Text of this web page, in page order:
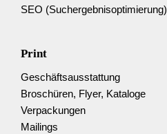
SEO (Suchergebnis­optimierung)
Print
Geschäftsausstattung
Broschüren, Flyer, Kataloge
Verpackungen
Mailings